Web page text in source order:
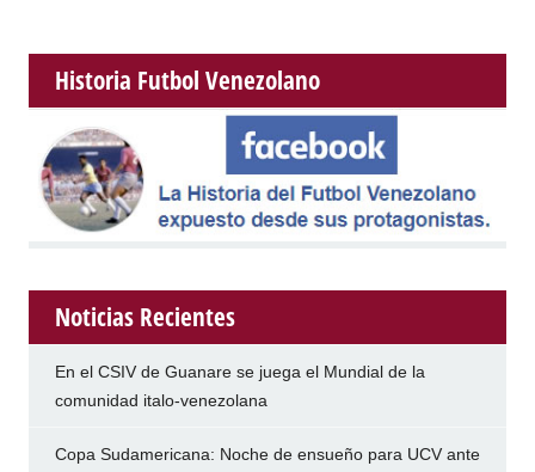
Historia Futbol Venezolano
Noticias Recientes
En el CSIV de Guanare se juega el Mundial de la
comunidad italo-venezolana
Copa Sudamericana: Noche de ensueño para UCV ante